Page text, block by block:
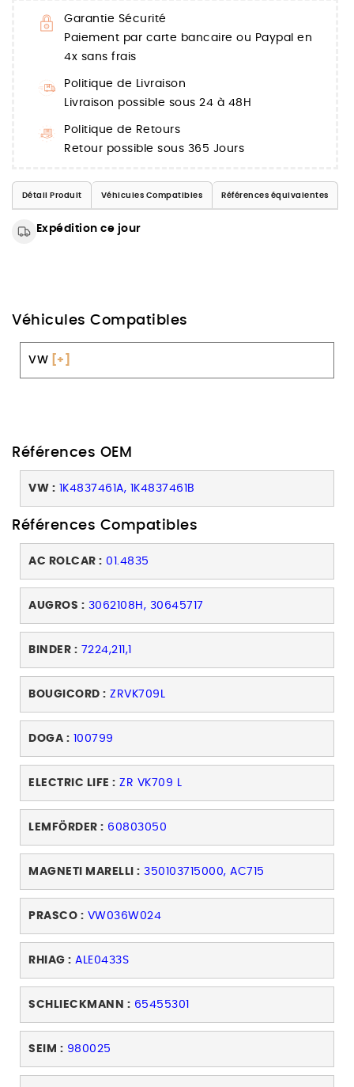
Garantie Sécurité
Paiement par carte bancaire ou Paypal en
4x sans frais
Politique de Livraison
Livraison possible sous 24 à 48H
Politique de Retours
Retour possible sous 365 Jours
Détail Produit Véhicules Compatibles Références équivalentes
Expédition ce jour
Véhicules Compatibles
VW [+]
Références OEM
VW : 1K4837461A, 1K4837461B
Références Compatibles
AC ROLCAR : 01.4835
AUGROS : 3062108H, 30645717
BINDER : 7224,211,1
BOUGICORD : ZRVK709L
DOGA : 100799
ELECTRIC LIFE : ZR VK709 L
LEMFÖRDER : 60803050
MAGNETI MARELLI : 350103715000, AC715
PRASCO : VW036W024
RHIAG : ALE0433S
SCHLIECKMANN : 65455301
SEIM : 980025